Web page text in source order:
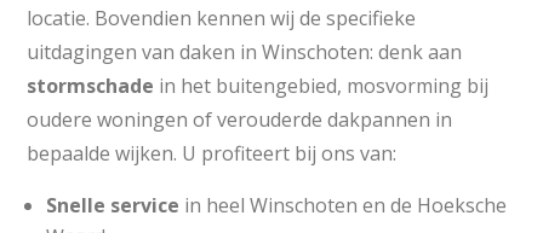
locatie. Bovendien kennen wij de specifieke
uitdagingen van daken in Winschoten: denk aan
stormschade in het buitengebied, mosvorming bij
oudere woningen of verouderde dakpannen in
bepaalde wijken. U profiteert bij ons van:
Snelle service in heel Winschoten en de Hoeksche